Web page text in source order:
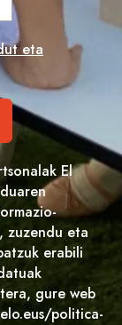
eta
El
zuzendu eta
erabili
gure web
politica-